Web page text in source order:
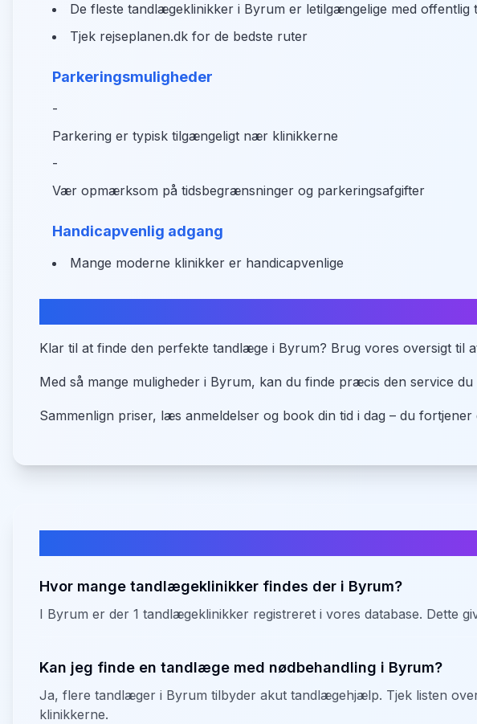
De fleste tandlægeklinikker i Byrum er letilgængelige med offentlig
Tjek rejseplanen.dk for de bedste ruter
Parkeringsmuligheder
-
Parkering er typisk tilgængeligt nær klinikkerne
-
Vær opmærksom på tidsbegrænsninger og parkeringsafgifter
Handicapvenlig adgang
Mange moderne klinikker er handicapvenlige
Klar til at finde den perfekte tandlæge i Byrum? Brug vores oversigt til
Med så mange muligheder i Byrum, kan du finde præcis den service du
Sammenlign priser, læs anmeldelser og book din tid i dag – du fortjener
Hvor mange tandlægeklinikker findes der i Byrum?
I Byrum er der 1 tandlægeklinikker registreret i vores database. Dette
Kan jeg finde en tandlæge med nødbehandling i Byrum?
Ja, flere tandlæger i Byrum tilbyder akut tandlægehjælp. Tjek listen
klinikkerne.